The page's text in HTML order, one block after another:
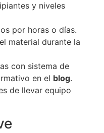
y niveles
por horas o días.
material durante la
con sistema de
en el blog.
de llevar equipo